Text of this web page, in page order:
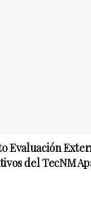
Evaluación
del TecNM